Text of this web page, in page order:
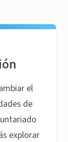
el
de
explorar